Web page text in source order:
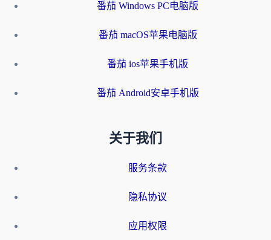
番茄 Windows PC电脑版
番茄 macOS苹果电脑版
番茄 ios苹果手机版
番茄 Android安卓手机版
关于我们
服务条款
隐私协议
应用权限